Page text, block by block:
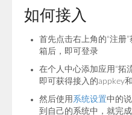
如何接入
首先点击右上角的“注册
箱后，即可登录
在个人中心添加应用“拓
即可获得接入的appkey
然后使用 系统设置中的
到自己的系统中，就完成